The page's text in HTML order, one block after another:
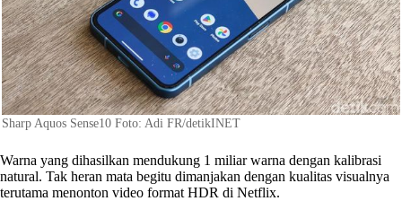
Sharp Aquos Sense10 Foto: Adi FR/detikINET
Warna yang dihasilkan mendukung 1 miliar warna dengan kalibrasi
natural. Tak heran mata begitu dimanjakan dengan kualitas visualnya
terutama menonton video format HDR di Netflix.